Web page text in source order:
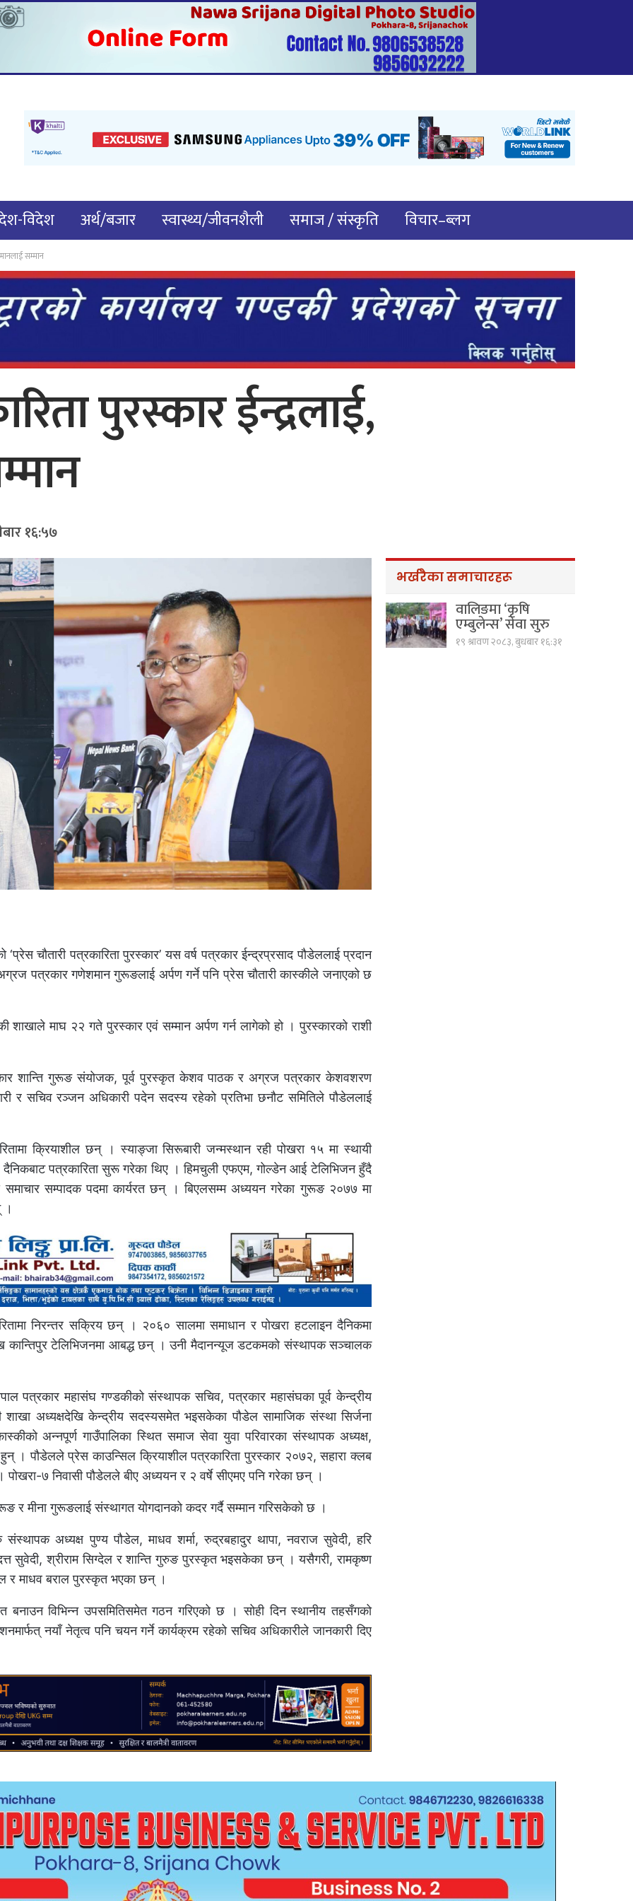
विदेश अर्थ/बजार स्वास्थ्य/जीवनशैली समाज / संस्कृति विचार–ब्लग
सम्मान
पुरस्कार ईन्द्रलाई,
१६:५७
चौतारी पत्रकारिता पुरस्कार’ यस वर्ष पत्रकार ईन्द्रप्रसाद पौडेललाई प्रदान
पत्रकार गणेशमान गुरूङलाई अर्पण गर्ने पनि प्रेस चौतारी कास्कीले जनाएको छ
शाखाले माघ २२ गते पुरस्कार एवं सम्मान अर्पण गर्न लागेको हो । पुरस्कारको राशी
शान्ति गुरूङ संयोजक, पूर्व पुरस्कृत केशव पाठक र अग्रज पत्रकार केशवशरण
र सचिव रञ्जन अधिकारी पदेन सदस्य रहेको प्रतिभा छनौट समितिले पौडेललाई
क्रियाशील छन् । स्याङ्जा सिरूबारी जन्मस्थान रही पोखरा १५ मा स्थायी
पत्रकारिता सुरू गरेका थिए । हिमचुली एफएम, गोल्डेन आई टेलिभिजन हुँदै
समाचार सम्पादक पदमा कार्यरत छन् । बिएलसम्म अध्ययन गरेका गुरूङ २०७७ मा
।
निरन्तर सक्रिय छन् । २०६० सालमा समाधान र पोखरा हटलाइन दैनिकमा
कान्तिपुर टेलिभिजनमा आबद्ध छन् । उनी मैदानन्यूज डटकमको संस्थापक सञ्चालक
पत्रकार महासंघ गण्डकीको संस्थापक सचिव, पत्रकार महासंघका पूर्व केन्द्रीय
शाखा अध्यक्षदेखि केन्द्रीय सदस्यसमेत भइसकेका पौडेल सामाजिक संस्था सिर्जना
अन्नपूर्ण गाउँपालिका स्थित समाज सेवा युवा परिवारका संस्थापक अध्यक्ष,
। पौडेलले प्रेस काउन्सिल क्रियाशील पत्रकारिता पुरस्कार २०७२, सहारा क्लब
७ निवासी पौडेलले बीए अध्ययन र २ वर्षे सीएमए पनि गरेका छन् ।
र मीना गुरूङलाई संस्थागत योगदानको कदर गर्दै सम्मान गरिसकेको छ ।
अध्यक्ष पुण्य पौडेल, माधव शर्मा, रुद्रबहादुर थापा, नवराज सुवेदी, हरि
सुवेदी, श्रीराम सिग्देल र शान्ति गुरुङ पुरस्कृत भइसकेका छन् । यसैगरी, रामकृष्ण
र माधव बराल पुरस्कृत भएका छन् ।
बनाउन विभिन्न उपसमितिसमेत गठन गरिएको छ । सोही दिन स्थानीय तहसँगको
नयाँ नेतृत्व पनि चयन गर्ने कार्यक्रम रहेको सचिव अधिकारीले जानकारी दिए
भर्खरैका समाचारहरू
वालिङमा ‘कृषि
एम्बुलेन्स’ सेवा सुरु
१९ श्रावण २०८३, बुधबार १६:३१